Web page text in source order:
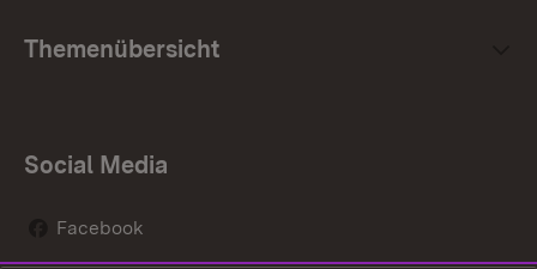
Themenübersicht
Social Media
Facebook